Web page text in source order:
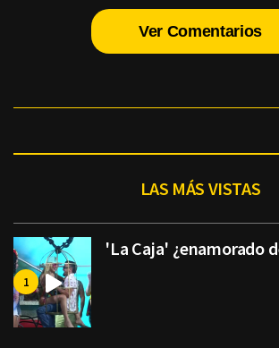
Ver Comentarios
LAS MÁS VISTAS
'La Caja' ¿enamorado